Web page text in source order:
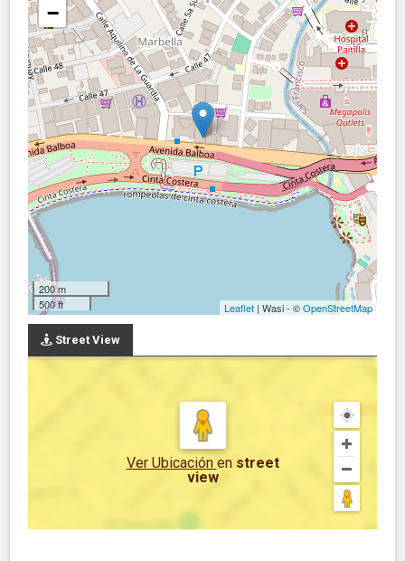
−
200 m
500 ft
Leaflet | Wasi - ©OpenStreetMap
Street View
Ver Ubicación en street
view